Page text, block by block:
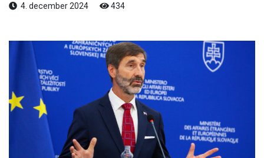
4. december 2024 434